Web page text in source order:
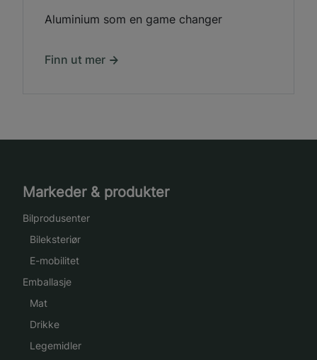
Aluminium som en game changer
Finn ut mer
Markeder & produkter
Bilprodusenter
Bileksteriør
E-mobilitet
Emballasje
Mat
Drikke
Legemidler